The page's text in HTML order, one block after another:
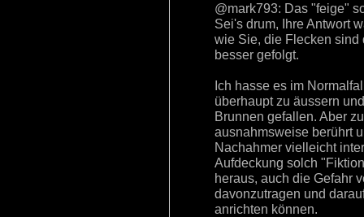
@mark793: Das "feige"
Sei's drum, Ihre Antwort
wie Sie, die Flecken sind
besser gefolgt.
Ich hasse es im
überhaupt zu äussern
Brunnen gefallen. Aber
ausnahmsweise berührt
Nachahmer vielleicht
Aufdeckung solch
heraus, auch die Gefahr
davonzutragen und
anrichten können.